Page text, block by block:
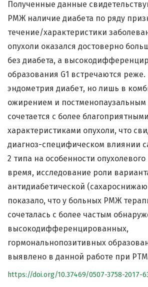
Полученные данные
РМЖ наличие диабета по ряду
течение/характеристики
опухоли оказался достоверно
без диабета, а
образования G1 встречаются реже.
эндометрия диабет, но лишь в
ожирением и
сочетается с более благоприятными
характеристиками опухоли, что
диагноз-специфическом влиянии
2 типа на особенности
время, исследование роли
антидиабетической
показало, что у больных РМЖ
сочеталась с более частым
высокодифференцированных,
гормональнопозитивных
выявлено в данной работе при
https://doi.org/10.37469/0507-3758-2017-